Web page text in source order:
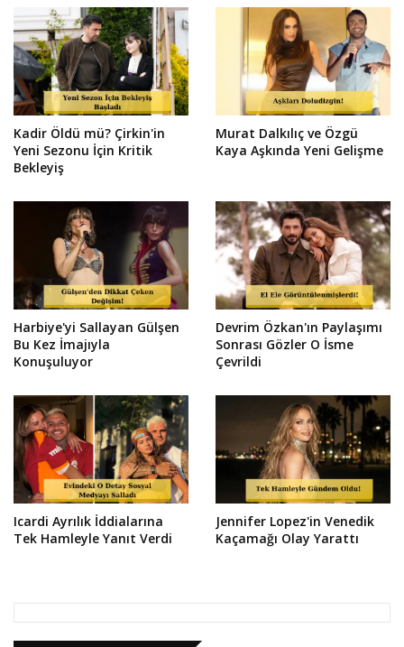
Kadir Öldü mü? Çirkin'in
Yeni Sezonu İçin Kritik
Bekleyiş
Murat Dalkılıç ve Özgü
Kaya Aşkında Yeni Gelişme
Harbiye'yi Sallayan Gülşen
Bu Kez İmajıyla
Konuşuluyor
Devrim Özkan'ın Paylaşımı
Sonrası Gözler O İsme
Çevrildi
Icardi Ayrılık İddialarına
Tek Hamleyle Yanıt Verdi
Jennifer Lopez'in Venedik
Kaçamağı Olay Yarattı